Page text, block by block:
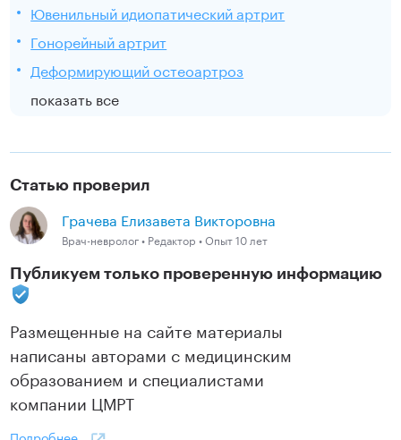
Ювенильный идиопатический артрит
Гонорейный артрит
Деформирующий остеоартроз
показать все
Статью проверил
Грачева Елизавета Викторовна
Врач-невролог • Редактор • Опыт 10 лет
Публикуем только проверенную информацию
Размещенные на сайте материалы
написаны авторами с медицинским
образованием и специалистами
компании ЦМРТ